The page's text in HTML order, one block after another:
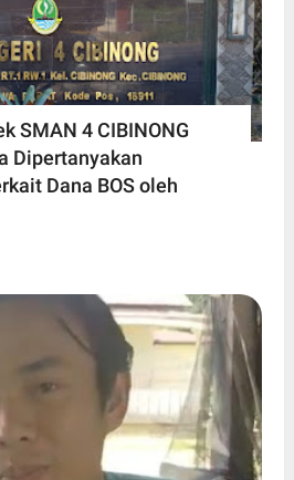
SMAN 4 CIBINONG
Dipertanyakan
Dana BOS oleh